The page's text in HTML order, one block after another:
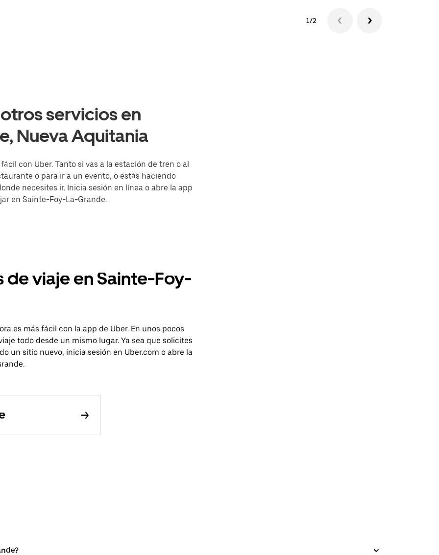
1/2
servicios en
Nueva Aquitania
con Uber. Tanto si vas a la estación de tren o al
o para ir a un evento, o estás haciendo
necesites ir. Inicia sesión en línea o abre la app
en Sainte-Foy-La-Grande.
de viaje en Sainte-Foy-
es más fácil con la app de Uber. En unos pocos
todo desde un mismo lugar. Ya sea que solicites
un sitio nuevo, inicia sesión en Uber.com o abre la